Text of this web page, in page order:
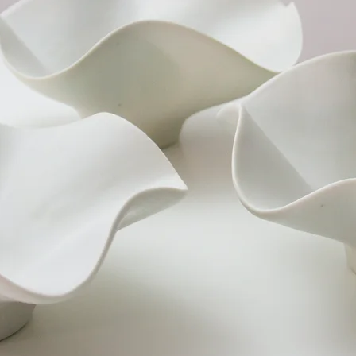
Destination des primes
pour
OBJETS DE